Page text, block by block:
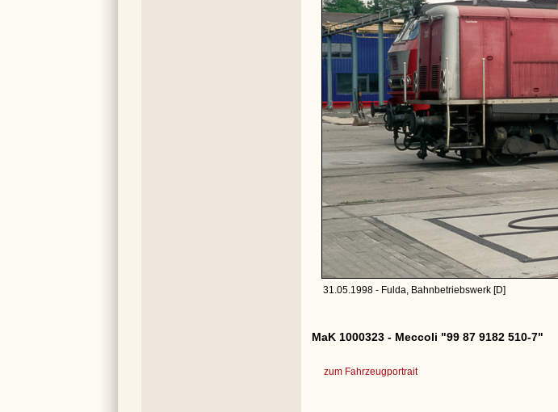
31.05.1998 - Fulda, Bahnbetriebswerk [D]
MaK 1000323 - Meccoli "99 87 9182 510-7"
zum Fahrzeugportrait